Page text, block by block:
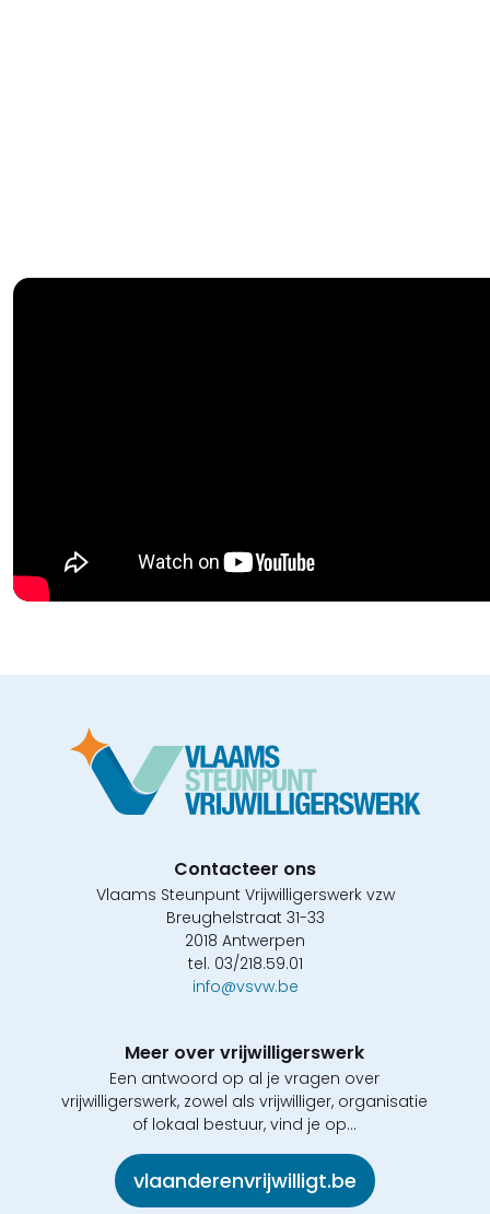
Contacteer ons
Vlaams Steunpunt Vrijwilligerswerk vzw
Breughelstraat 31-33
2018 Antwerpen
tel. 03/218.59.01
info@vsvw.be
Meer over vrijwilligerswerk
Een antwoord op al je vragen over
vrijwilligerswerk, zowel als vrijwilliger, organisatie
of lokaal bestuur, vind je op...
vlaanderenvrijwilligt.be